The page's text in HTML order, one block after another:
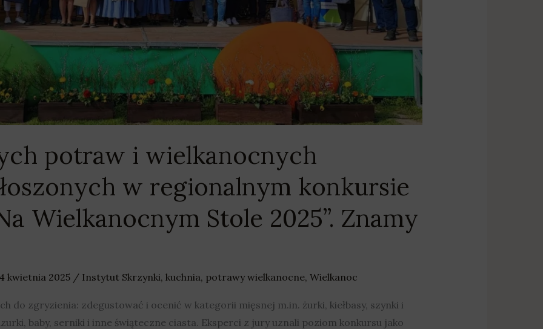
potraw i wielkanocnych
w regionalnym konkursie
Wielkanocnym Stole 2025”. Znamy
kwietnia 2025 / Instytut Skrzynki, kuchnia, potrawy wielkanocne, Wielkanoc
do zgryzienia: zdegustować i ocenić w kategorii mięsnej m.in. żurki, kiełbasy, szynki i
baby, serniki i inne świąteczne ciasta. Eksperci z jury uznali poziom konkursu jako